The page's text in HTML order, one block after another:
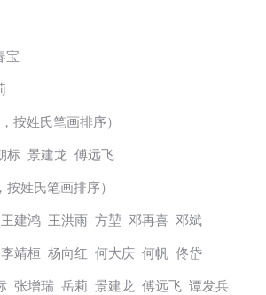
宝
，按姓氏笔画排序）
标 景建龙 傅远飞
按姓氏笔画排序）
建鸿 王洪雨 方堃 邓再喜 邓斌
靖桓 杨向红 何大庆 何帆 佟岱
张增瑞 岳莉 景建龙 傅远飞 谭发兵